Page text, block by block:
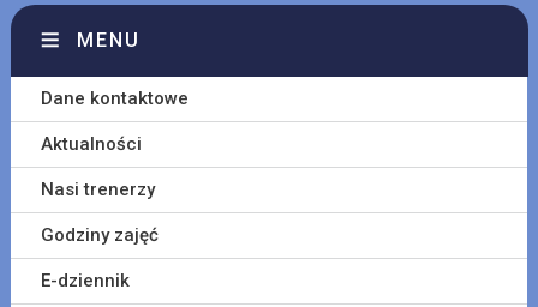
MENU
Dane kontaktowe
Aktualności
Nasi trenerzy
Godziny zajęć
E-dziennik